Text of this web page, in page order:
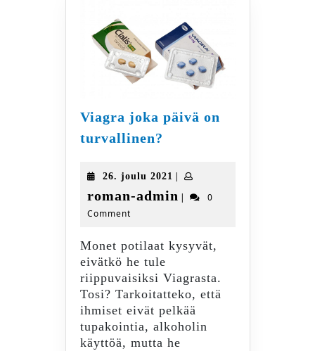
Viagra joka päivä on
turvallinen?
on
turvallinen?
26. joulu 2021 26.
joulu
|
roman-admin roman-
|
0
Comment
Monet potilaat kysyvät,
eivätkö he tule
riippuvaisiksi Viagrasta.
Tosi? Tarkoitatteko, että
ihmiset eivät pelkää
tupakointia, alkoholin
käyttöä, mutta he